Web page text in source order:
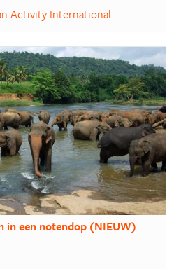
Activity International
in een notendop (NIEUW)